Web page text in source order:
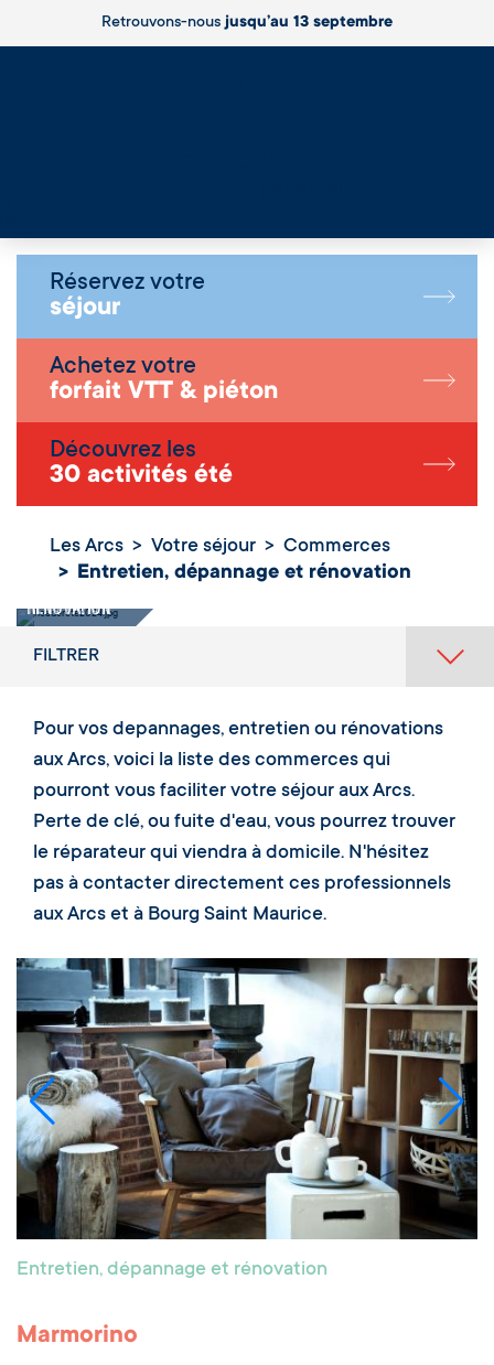
Retrouvons-nousjusqu’au 13 septembre
Réservez votre
séjour
Achetez votre
forfait VTT & piéton
Découvrez les
30 activités été
Les Arcs Votre séjour
Commerces
Entretien, dépannage et rénovation
Entretien,
rénovation
FILTRER
Pour vos depannages, entretien ou rénovations
aux Arcs, voici la liste des commerces qui
pourront vous faciliter votre séjour aux Arcs.
Perte de clé, ou fuite d'eau, vous pourrez trouver
le réparateur qui viendra à domicile. N'hésitez
pas à contacter directement ces professionnels
aux Arcs et à Bourg Saint Maurice.
Entretien, dépannage et rénovation
Marmorino